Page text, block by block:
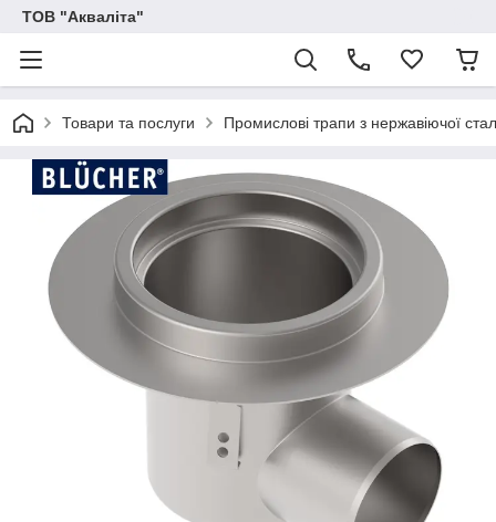
ТОВ "Акваліта"
Товари та послуги Промислові трапи з нержавіючої